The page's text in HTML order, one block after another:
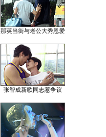
那英当街与老公大秀恩爱
张智成新歌同志惹争议